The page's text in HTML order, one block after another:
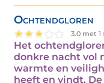
Ochtendgloren
3.0 met
Het
donkre nacht vol
warmte en
heeft en vindt.